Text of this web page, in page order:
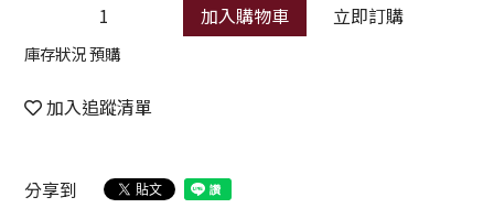
加入購物車 立即訂購
庫存狀況 預購
加入追蹤清單
分享到